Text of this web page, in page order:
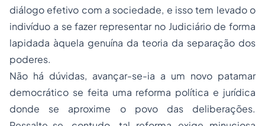
diálogo efetivo com a sociedade, e isso tem levado o
indivíduo a se fazer representar no Judiciário de forma
lapidada àquela genuína da teoria da separação dos
poderes.
Não há dúvidas, avançar-se-ia a um novo patamar
democrático se feita uma reforma política e jurídica
donde se aproxime o povo das deliberações.